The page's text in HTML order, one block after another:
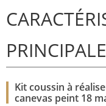
Kit coussin à
canevas peint 18